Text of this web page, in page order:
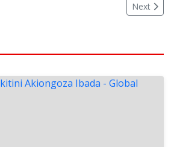
Next